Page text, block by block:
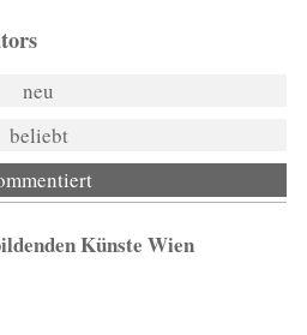
neu
beliebt
Künste Wien